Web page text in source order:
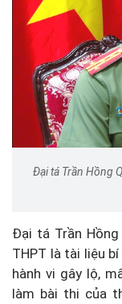
Đại tá Trần Hồng
Đại tá Trần
THPT là tài liệu
hành vi gây lộ,
làm bài thi của